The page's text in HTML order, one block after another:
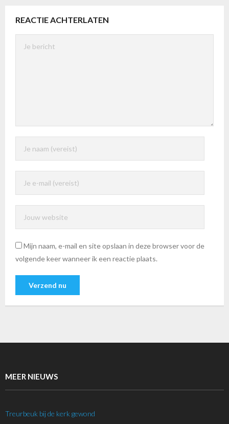
REACTIE ACHTERLATEN
Mijn naam, e-mail en site opslaan in deze browser voor de
volgende keer wanneer ik een reactie plaats.
MEER NIEUWS
Treurbeuk bij de kerk gewond